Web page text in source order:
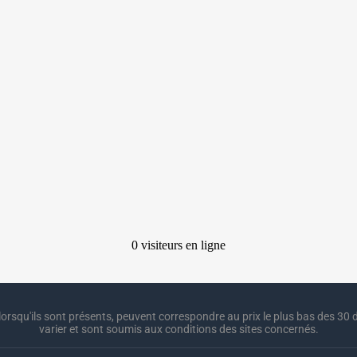
sont présents, peuvent correspondre au prix le plus bas des
varier et sont soumis aux conditions des sites concernés.